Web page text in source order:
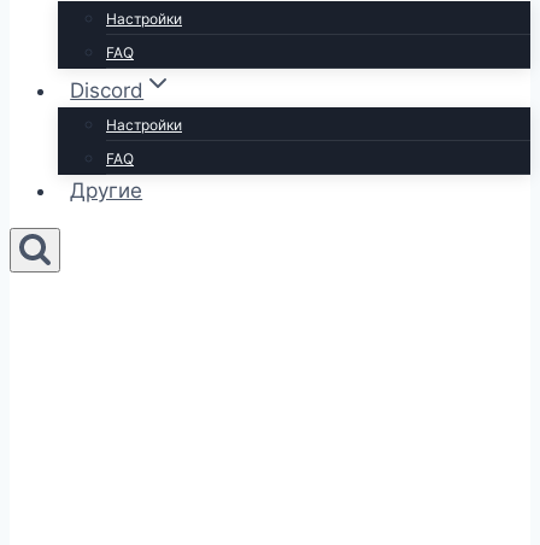
Настройки
FAQ
Discord
Настройки
FAQ
Другие